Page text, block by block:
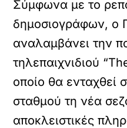
Σύμφωνα με το
δημοσιογράφων, ο
αναλαμβάνει την
τηλεπαιχνιδιού
οποίο θα ενταχθεί
σταθμού τη νέα
αποκλειστικές